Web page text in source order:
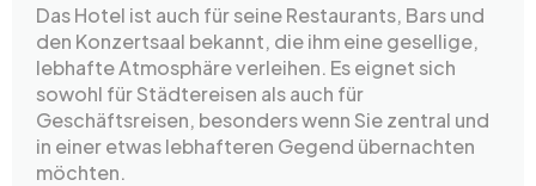
Das Hotel ist auch für seine Restaurants, Bars und
den Konzertsaal bekannt, die ihm eine gesellige,
lebhafte Atmosphäre verleihen. Es eignet sich
sowohl für Städtereisen als auch für
Geschäftsreisen, besonders wenn Sie zentral und
in einer etwas lebhafteren Gegend übernachten
möchten.